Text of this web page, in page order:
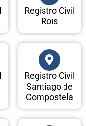
Registro Civil
Rois
Registro Civil
Santiago de
Compostela